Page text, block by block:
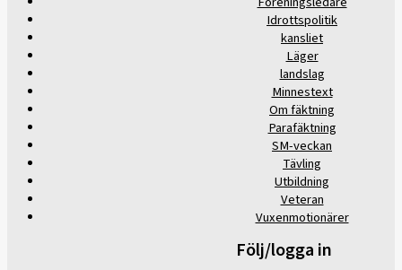
Idrottspolitik
kansliet
Läger
landslag
Minnestext
Om fäktning
Parafäktning
SM-veckan
Tävling
Utbildning
Veteran
Vuxenmotionärer
Följ/logga in